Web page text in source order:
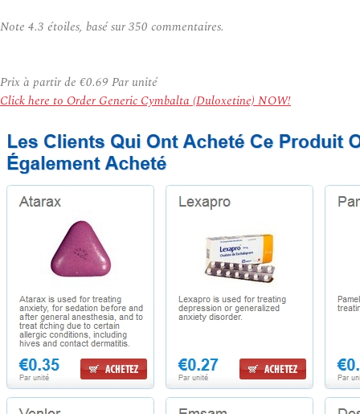
Note 4.3 étoiles, basé sur350 commentaires.
Prix à partir de €0.69 Par unité
Click here to Order Generic Cymbalta (Duloxetine) NOW!